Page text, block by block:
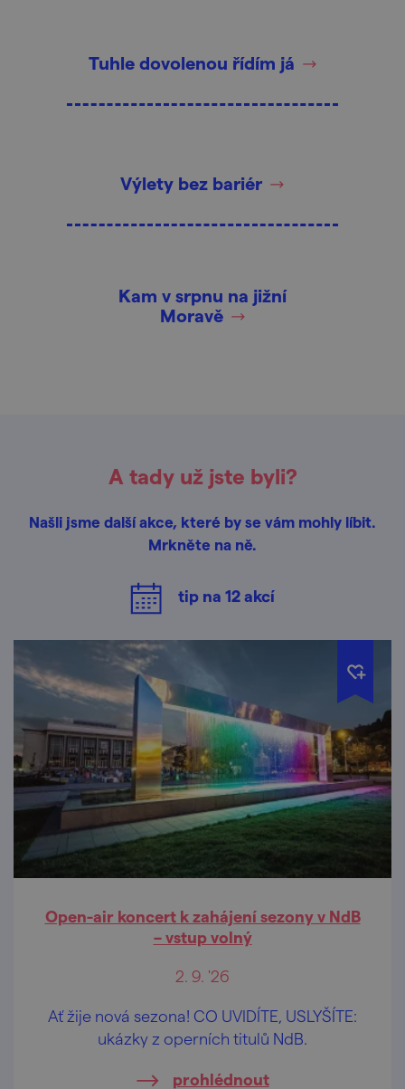
Tuhle dovolenou řídím já
Výlety bez bariér
Kam v srpnu na jižní
Moravě
A tady už jste byli?
Našli jsme další akce, které by se vám mohly líbit.
Mrkněte na ně.
tip na 12akcí
Open-air koncert k zahájení sezony v NdB
– vstup volný
2. 9. '26
Ať žije nová sezona! CO UVIDÍTE, USLYŠÍTE:
ukázky z operních titulů NdB.
prohlédnout